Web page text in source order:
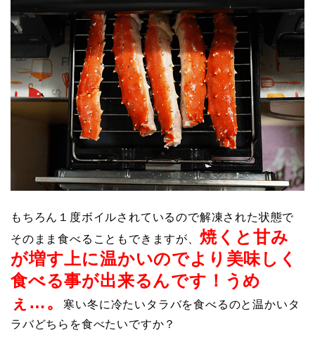
もちろん１度ボイルされているので解凍された状態で
そのまま食べることもできますが、 焼くと甘み
が増す上に温かいのでより美味しく
食べる事が出来るんです！うめ
ぇ…。
寒い冬に冷たいタラバを食べるのと温かいタ
ラバどちらを食べたいですか？